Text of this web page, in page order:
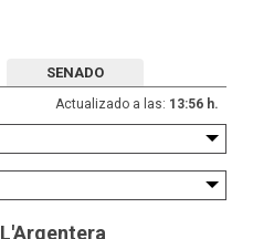
SENADO
Actualizado a las: 13:56 h.
L'Argentera